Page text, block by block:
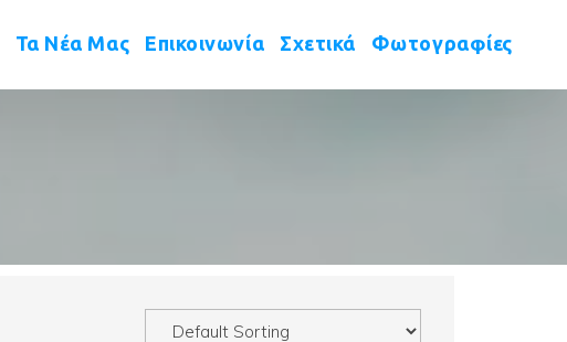
Τα Νέα Μας Επικοινωνία Σχετικά Φωτογραφίες